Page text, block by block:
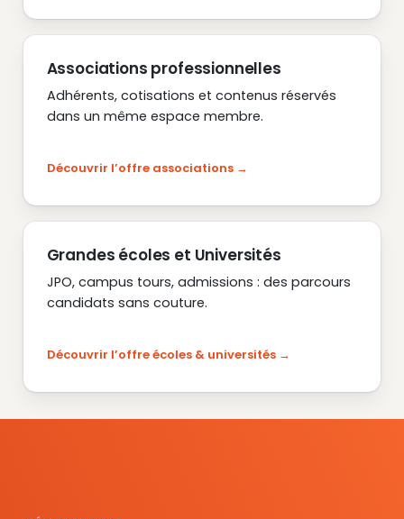
Associations professionnelles
Adhérents, cotisations et contenus réservés
dans un même espace membre.
Découvrir l’offre associations
Grandes écoles et Universités
JPO, campus tours, admissions : des parcours
candidats sans couture.
Découvrir l’offre écoles & universités